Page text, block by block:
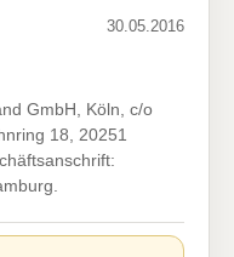
30.05.2016
GmbH, Köln, c/o
18, 20251